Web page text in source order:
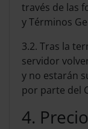
través de las
y Términos
3.2. Tras la
servidor
y no estarán
por parte del
4.